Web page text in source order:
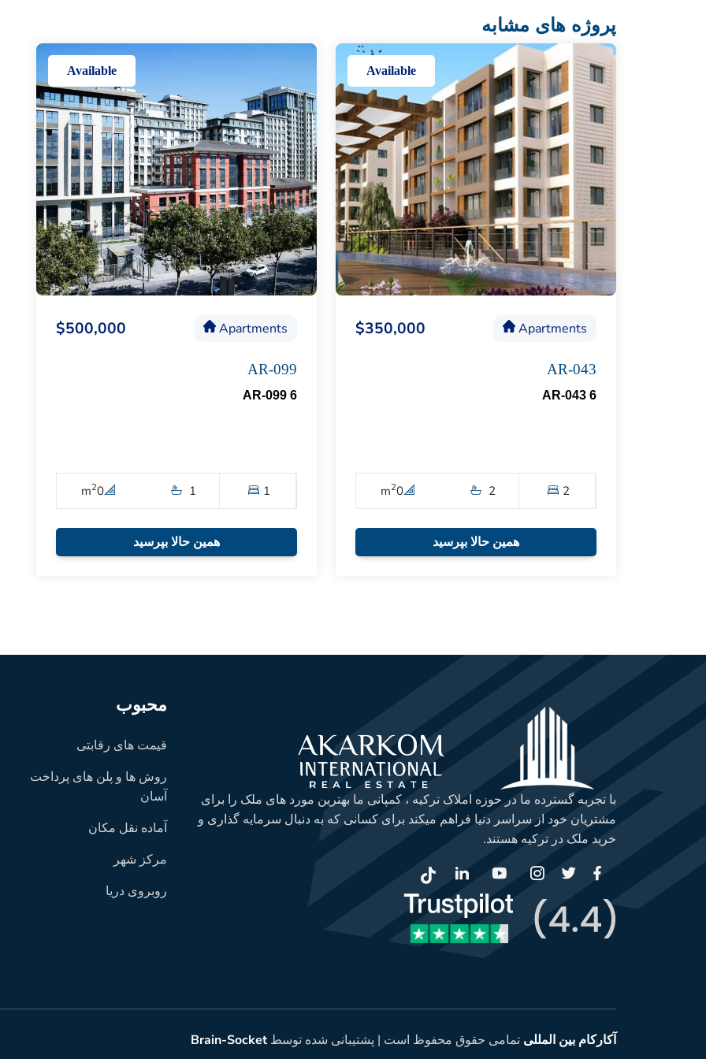
پروژه های مشابه
Available
Apartments
$350,000
AR-043
AR-043 6
2
2
0
m2
همین حالا بپرسید
Available
Apartments
$500,000
AR-099
AR-099 6
1
1
0
m2
همین حالا بپرسید
با تجربه گسترده ما در حوزه املاک ترکیه ، کمپانی ما بهترین مورد های ملک را برای
مشتریان خود از سراسر دنیا فراهم میکند برای کسانی که به دنبال سرمایه گذاری و
خرید ملک در ترکیه هستند.
محبوب
قیمت های رقابتی
روش ها و پلن های پرداخت
آسان
آماده نقل مکان
مرکز شهر
روبروی دریا
آکارکام بین المللی تمامی حقوق محفوظ است | پشتیبانی شده توسطBrain-Socket